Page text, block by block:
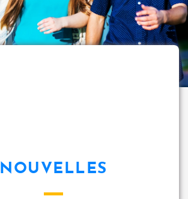
NOUVELLES